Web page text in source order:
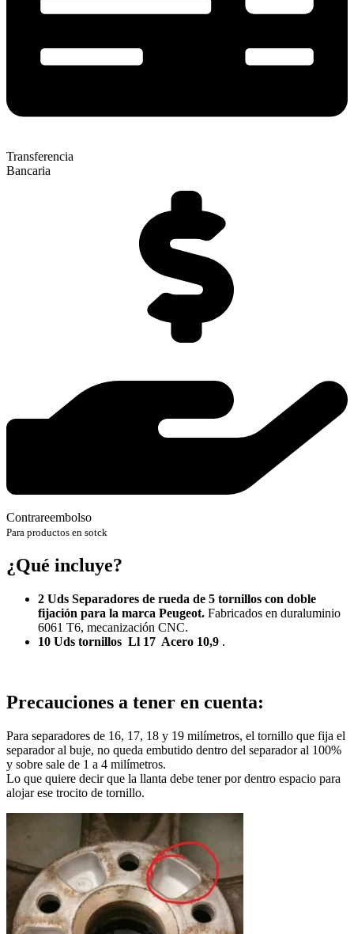
Transferencia
Bancaria
Contrareembolso
Para productos en sotck
¿Qué incluye?
2 Uds Separadores de rueda de 5 tornillos con doble
fijación para la marca Peugeot. Fabricados en duraluminio
6061 T6, mecanización CNC.
10 Uds tornillos Ll 17 Acero 10,9 .
Precauciones a tener en cuenta:
Para separadores de 16, 17, 18 y 19 milímetros, el tornillo que fija el
separador al buje, no queda embutido dentro del separador al 100%
y sobre sale de 1 a 4 milímetros.
Lo que quiere decir que la llanta debe tener por dentro espacio para
alojar ese trocito de tornillo.